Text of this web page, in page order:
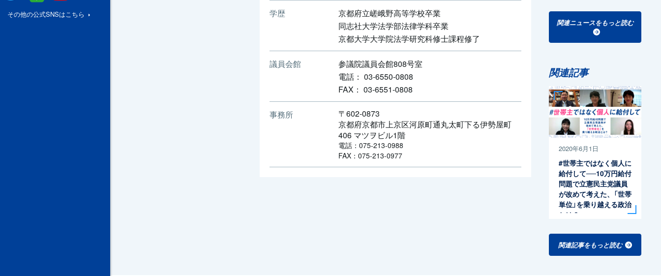
その他の公式SNSはこちら 学歴
京都府立嵯峨野高等学校卒業
同志社大学法学部法律学科卒業
京都大学大学院法学研究科修士課程修了
議員会館
参議院議員会館808号室
電話： 03-6550-0808
FAX： 03-6551-0808
事務所
〒602-0873
京都府京都市上京区河原町通丸太町下る伊勢屋町
406 マツヲビル1階
電話：075-213-0988
FAX：075-213-0977
関連ニュースをもっと読む
関連記事
2020年6月1日
#世帯主ではなく個人に
給付して──10万円給付
問題で立憲民主党議員
が改めて考えた、「世帯
単位」を乗り越える政治
とは？
関連記事をもっと読む